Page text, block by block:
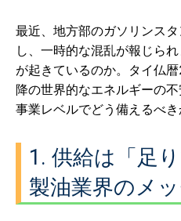
最近、地方部のガソリンス
し、一時的な混乱が報じら
が起きているのか。タイ仏
降の世界的なエネルギーの
事業レベルでどう備えるべき
1. 供給は「足
製油業界のメ